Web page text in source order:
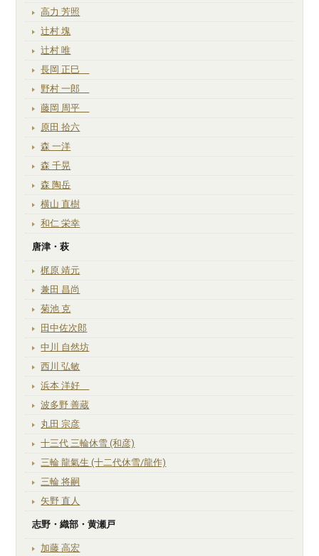
高力 芳照
辻村 塊
辻村 唯
長岡 正巳
野村 一郎
藤岡 周平
原田 拾六
森 一洋
森 千晃
森 陶岳
横山 直樹
和仁 栄幸
唐津・萩
梶原 靖元
兼田 昌尚
菊池 克
田中佐次郎
中川 自然坊
西川 弘敏
浜本 洋好
波多野 善蔵
丸田 宗彦
十三代 三輪休雪 (和彦)
三輪 龍氣生 (十二代休雪/龍作)
三輪 将嗣
矢野 直人
志野・織部・黄瀬戸
加藤 高宏